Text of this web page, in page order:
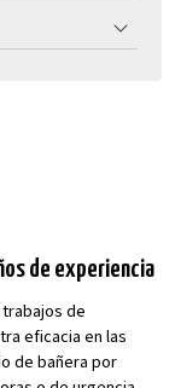
de experiencia
de
eficacia en las
de bañera por